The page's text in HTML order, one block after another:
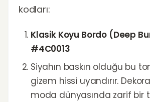
kodları:
Klasik Koyu Bordo (Deep
#4C0013
Siyahın baskın olduğu bu
gizem hissi uyandırır.
moda dünyasında zarif bir